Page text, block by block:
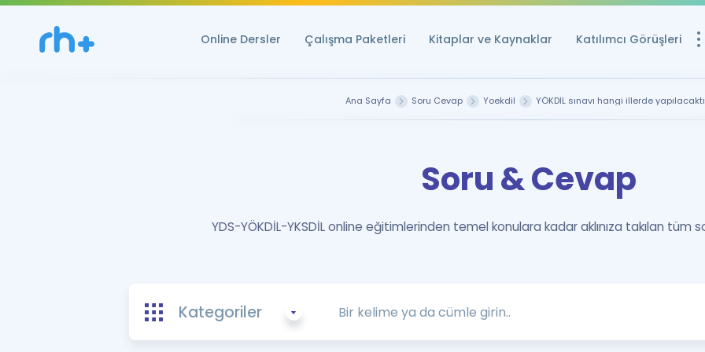
Online Dersler Çalışma Paketleri Kitaplar ve Kaynaklar Katılımcı Görüşleri
Ücretsiz
YDS ve YÖKDİL
YDS ve YÖKDİL
Tüm ÖSYM
Ana Sayfa Soru Cevap Yoekdil YÖKDİL sınavı hangi illerde
Soru & Cevap
YDS-YÖKDİL-YKSDİL online eğitimlerinden temel konulara kadar aklınıza takılan tüm
Kategoriler